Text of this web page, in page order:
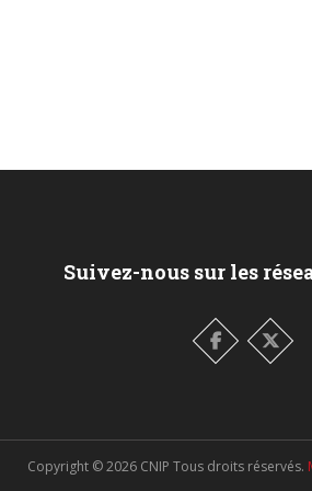
Suivez-nous sur les
Copyright ©2026 CNIP Tous droits réservés.